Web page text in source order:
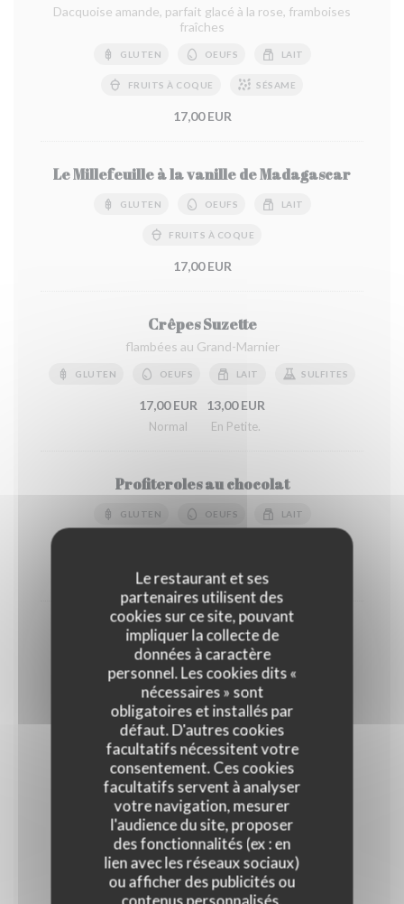
Le restaurant et ses
partenaires utilisent des
cookies sur ce site, pouvant
impliquer la collecte de
données à caractère
personnel. Les cookies dits «
nécessaires » sont
obligatoires et installés par
défaut. D'autres cookies
facultatifs nécessitent votre
consentement. Ces cookies
facultatifs servent à analyser
votre navigation, mesurer
l'audience du site, proposer
des fonctionnalités (ex : en
lien avec les réseaux sociaux)
ou afficher des publicités ou
Dacquoise amande, parfait glacé à la rose, framboises
fraîches
GLUTEN OEUFS LAIT
FRUITS À COQUE SÉSAME
17,00 EUR
Le Millefeuille à la vanille de Madagascar
GLUTEN OEUFS LAIT
FRUITS À COQUE
17,00 EUR
Crêpes Suzette
flambées au Grand-Marnier
GLUTEN OEUFS LAIT SULFITES
17,00 EUR
Normal
13,00 EUR
En Petite.
Profiteroles au chocolat
GLUTEN OEUFS LAIT
10,50 EUR 14,00 EUR
Coupe de fruits rouges
18,00 EUR
Normal
Glaces et sorbets
Parfum glaces : Vanille, Chocolat noir, Café, ,Pistache
Parfum sorbets : Framboise, abricot, citron jaune,
verveine
Glaces et sorbets "Maison"
Glaces : Vanille, Café, Chocolat Sorbets : Citron vert,
Mangue, Abricot, Framboise, Noix de coco